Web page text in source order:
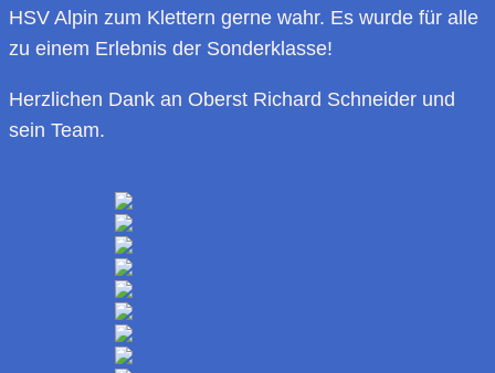
HSV Alpin zum Klettern gerne wahr. Es wurde für alle
zu einem Erlebnis der Sonderklasse!
Herzlichen Dank an Oberst Richard Schneider und
sein Team.